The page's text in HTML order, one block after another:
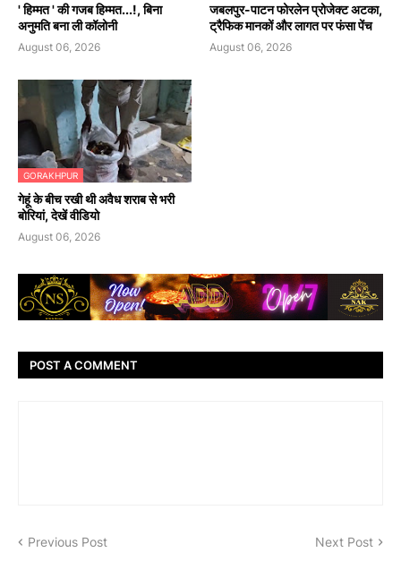
' हिम्मत ' की गजब हिम्मत...!, बिना
अनुमति बना ली कॉलोनी
August 06, 2026
जबलपुर-पाटन फोरलेन प्रोजेक्ट अटका,
ट्रैफिक मानकों और लागत पर फंसा पेंच
August 06, 2026
GORAKHPUR
गेहूं के बीच रखी थी अवैध शराब से भरी
बोरियां, देखें वीडियो
August 06, 2026
POST A COMMENT
Previous Post Next Post